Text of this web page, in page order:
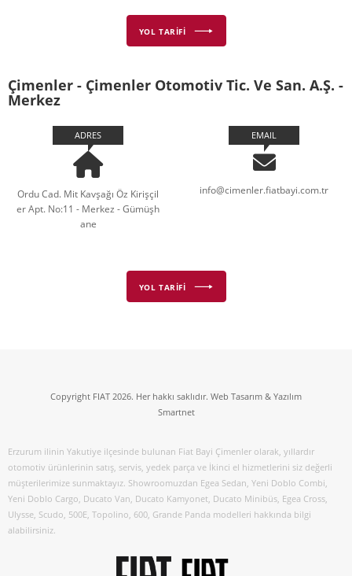
YOL TARİFİ
Çimenler - Çimenler Otomotiv Tic. Ve San. A.Ş. -
Merkez
ADRES
Ordu Cad. Mit Kavşağı Öz Kirişçil
er Apt. No:11 - Merkez - Gümüşh
ane
EMAIL
info@cimenler.fiatbayi.com.tr
YOL TARİFİ
Copyright FIAT 2026. Her hakkı saklıdır. Web Tasarım & Yazılım
Smartnet
Erzurum ilinin Yakutiye ilçesinde bulunan Fiat Bayi Çimenler olarak, yıllardır
otomotiv ürünlerinin satış, servis, yedek parça ve İkinci el hizmetlerini siz değerli
müşterilerimize sunmaktayız. Showroomuzdan Egea Sedan, Yeni Doblo Combi,
Yeni Doblo Cargo, Ducato Van, Ducato Kamyonet, Ducato Minibüs, Egea Cross,
Ulysse, Scudo, 500E, Topolino, 600, Grande Panda modelleri hakkında bilgi
alabilirsiniz.